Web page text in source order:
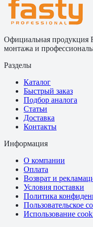
Официальная продукция
монтажа и
Разделы
Каталог
Быстрый заказ
Подбор аналога
Статьи
Доставка
Контакты
Информация
О компании
Оплата
Возврат и
Условия поставки
Политика
Пользовательское
Использование